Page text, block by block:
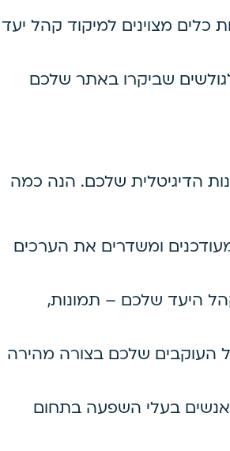
כלים מצוינים למיקוד קהל יעד
שביקרו באתר שלכם
הדיגיטלית שלכם. הנה כמה
ומשדרים את הערכים
היעד שלכם – תמונות,
העוקבים שלכם בצורה מהירה
בעלי השפעה בתחום